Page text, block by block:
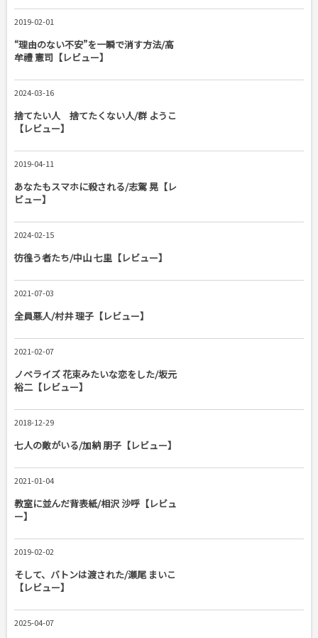
2019-02-01
“理由のない不安”を一瞬で消す方法/高
牟禮 憲司【レビュー】
2024-03-16
捨てたい人 捨てたくない人/群 ようこ
【レビュー】
2019-04-11
あなたもスマホに殺される/志駕 晃【レ
ビュー】
2024-02-15
彷徨う者たち/中山 七里【レビュー】
2021-07-03
全員悪人/村井 理子【レビュー】
2021-02-07
ノベライズ 花束みたいな恋をした/坂元
裕二【レビュー】
2018-12-29
七人の敵がいる/加納 朋子【レビュー】
2021-01-04
教室に並んだ背表紙/相沢 沙呼【レビュ
ー】
2019-02-02
そして、バトンは渡された/瀬尾 まいこ
【レビュー】
2025-04-07